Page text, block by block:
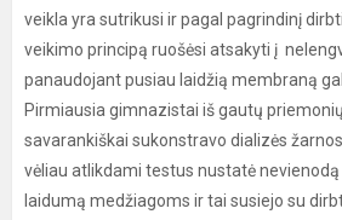
veikla yra sutrikusi ir pagal pagrindinį
veikimo principą ruošėsi atsakyti į
panaudojant pusiau laidžią membraną
Pirmiausia gimnazistai iš gautų
savarankiškai sukonstravo dializės
vėliau atlikdami testus nustatė
laidumą medžiagoms ir tai susiejo su